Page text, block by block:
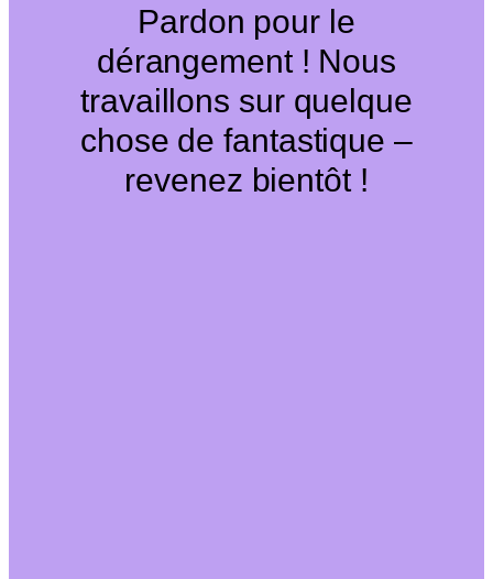
Pardon pour le
dérangement ! Nous
travaillons sur quelque
chose de fantastique –
revenez bientôt !